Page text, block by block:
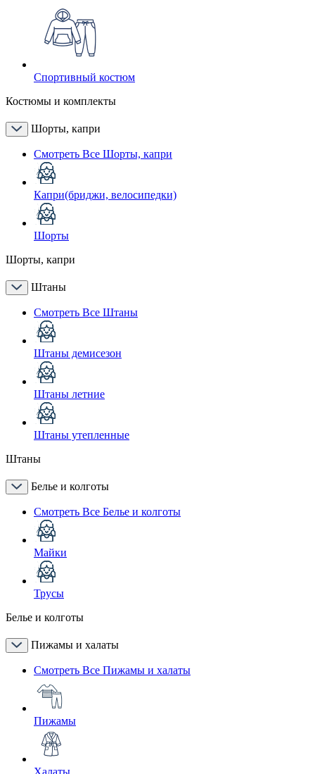
Спортивный костюм
Костюмы и комплекты
Шорты, капри
Смотреть Все Шорты, капри
Капри(бриджи, велосипедки)
Шорты
Шорты, капри
Штаны
Смотреть Все Штаны
Штаны демисезон
Штаны летние
Штаны утепленные
Штаны
Белье и колготы
Смотреть Все Белье и колготы
Майки
Трусы
Белье и колготы
Пижамы и халаты
Смотреть Все Пижамы и халаты
Пижамы
Халаты